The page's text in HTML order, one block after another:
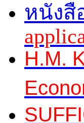
หนังสื
H.M.